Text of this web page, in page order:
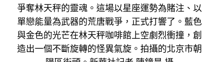
爭奪林天秤的靈魂。這場以星座運勢為賭注、以
單戀能量為武器的荒唐戰爭，正式打響了。藍色
與金色的光芒在林天秤咖啡館上空劇烈衝撞，創
造出一個不斷旋轉的怪異氣旋。拍攝的北京市朝